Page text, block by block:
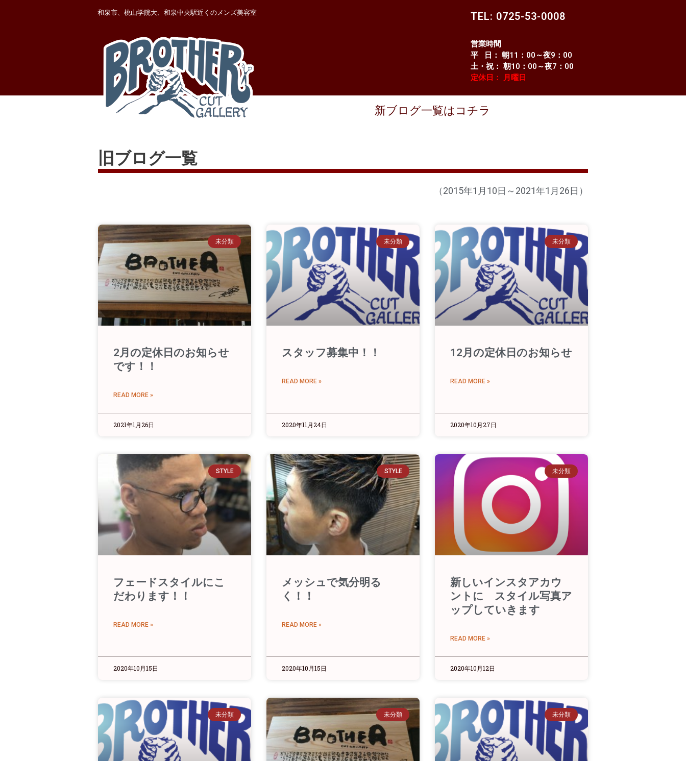
プ
和泉市、桃山学院大、和泉中央駅近くのメンズ美容室 TEL: 0725-53-0008
営業時間
平 日： 朝11：00～夜9：00
土・祝： 朝10：00～夜7：00
定休日： 月曜日
新ブログ一覧はコチラ
旧ブログ一覧
（2015年1月10日～2021年1月26日）
未分類
2月の定休日のお知らせ
です！！
READ MORE »
2021年1月26日
未分類
スタッフ募集中！！
READ MORE »
2020年11月24日
未分類
12月の定休日のお知らせ
READ MORE »
2020年10月27日
STYLE
フェードスタイルにこ
だわります！！
READ MORE »
2020年10月15日
STYLE
メッシュで気分明る
く！！
READ MORE »
2020年10月15日
未分類
新しいインスタアカウ
ントに スタイル写真ア
ップしていきます
READ MORE »
2020年10月12日
未分類 未分類 未分類